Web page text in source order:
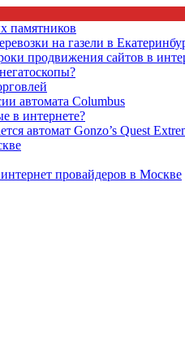
памятников
на газели в
продвижения сайтов в
автомата Columbus
в интернете?
автомат Gonzo’s Quest
провайдеров в Москве